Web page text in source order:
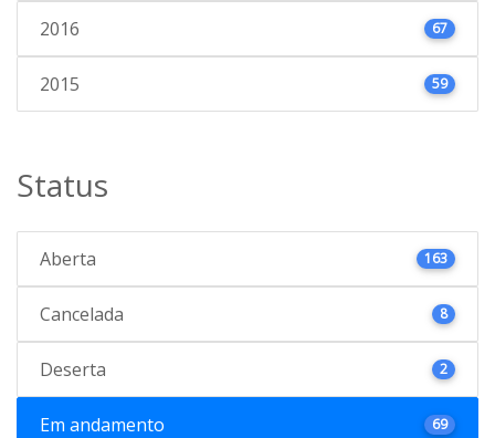
2016 67
2015 59
Status
Aberta 163
Cancelada 8
Deserta 2
Em andamento 69